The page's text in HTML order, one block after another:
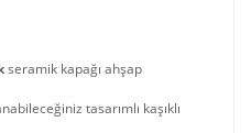
seramik kapağı ahşap
tasarımlı kaşıklı